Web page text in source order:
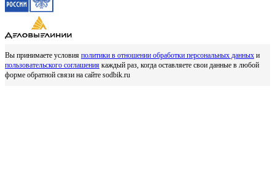
Вы принимаете условия политики в отношении обработки персональных данных и
пользовательского соглашения каждый раз, когда оставляете свои данные в любой
форме обратной связи на сайте sodbik.ru